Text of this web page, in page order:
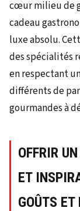
cœur milieu de
cadeau
luxe absolu.
des spécialités
en respectant
différents de
gourmandes à
OFFRIR
ET
GOÛTS ET